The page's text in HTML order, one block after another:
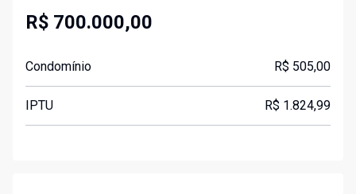
R$ 700.000,00
Condomínio R$ 505,00
IPTU R$ 1.824,99